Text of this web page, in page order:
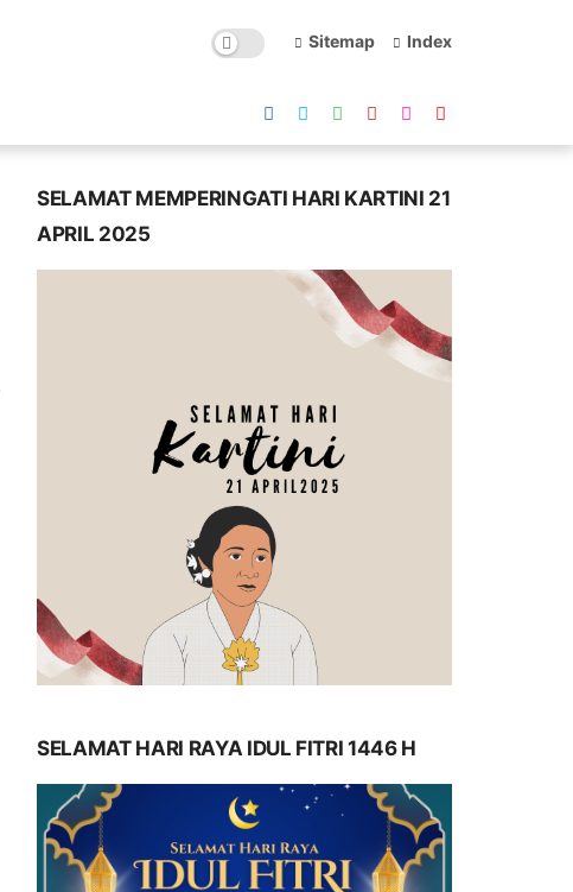
Sitemap Index
SELAMAT MEMPERINGATI HARI KARTINI 21
APRIL 2025
SELAMAT HARI RAYA IDUL FITRI 1446 H